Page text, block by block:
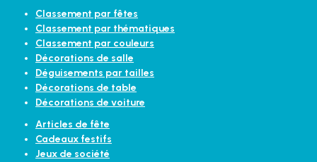
Classement par fêtes
Classement par thématiques
Classement par couleurs
Décorations de salle
Déguisements par tailles
Décorations de table
Décorations de voiture
Articles de fête
Cadeaux festifs
Jeux de société